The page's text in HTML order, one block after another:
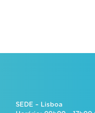
SEDE – Lisboa